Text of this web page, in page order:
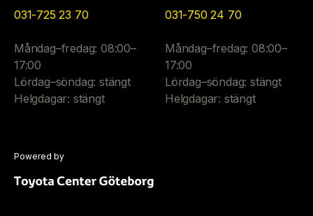
031-725 23 70
Måndag–fredag: 08:00–
17:00
Lördag–söndag: stängt
Helgdagar: stängt
031-750 24 70
Måndag–fredag: 08:00–
17:00
Lördag–söndag: stängt
Helgdagar: stängt
Powered by